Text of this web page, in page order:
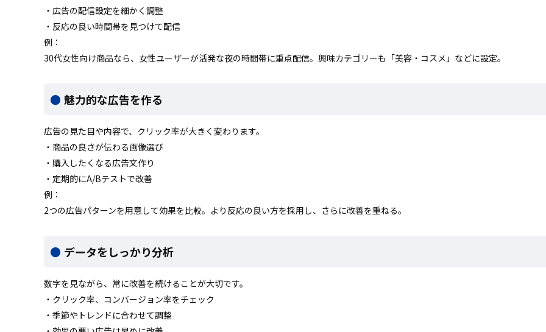
・広告の配信設定を細かく調整
・反応の良い時間帯を見つけて配信
例：
30代女性向け商品なら、女性ユーザーが活発な夜の時間帯に重点配信。興味カテゴリーも「美容・コスメ」などに設定。
魅力的な広告を作る
広告の見た目や内容で、クリック率が大きく変わります。
・商品の良さが伝わる画像選び
・購入したくなる広告文作り
・定期的にA/Bテストで改善
例：
2つの広告パターンを用意して効果を比較。より反応の良い方を採用し、さらに改善を重ねる。
データをしっかり分析
数字を見ながら、常に改善を続けることが大切です。
・クリック率、コンバージョン率をチェック
・季節やトレンドに合わせて調整